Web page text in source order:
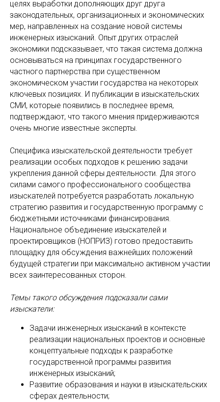
целях выработки дополняющих друг друга
законодательных, организационных и экономических
мер, направленных на создание новой системы
инженерных изысканий. Опыт других отраслей
экономики подсказывает, что такая система должна
основываться на принципах государственного
частного партнерства при существенном
экономическом участии государства на некоторых
ключевых позициях. И публикации в изыскательских
СМИ, которые появились в последнее время,
подтверждают, что такого мнения придерживаются
очень многие известные эксперты.
Специфика изыскательской деятельности требует
реализации особых подходов к решению задачи
укрепления данной сферы деятельности. Для этого
силами самого профессионального сообщества
изыскателей потребуется разработать локальную
стратегию развития и государственную программу с
бюджетными источниками финансирования.
Национальное объединение изыскателей и
проектировщиков (НОПРИЗ) готово предоставить
площадку для обсуждения важнейших положений
будущей стратегии при максимально активном участии
всех заинтересованных сторон.
Темы такого обсуждения подсказали сами
изыскатели:
Задачи инженерных изысканий в контексте
реализации национальных проектов и основные
концептуальные подходы к разработке
государственной программы развития
инженерных изысканий;
Развитие образования и науки в изыскательских
сферах деятельности;